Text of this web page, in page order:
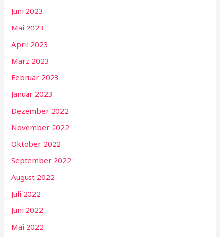
Juni 2023
Mai 2023
April 2023
März 2023
Februar 2023
Januar 2023
Dezember 2022
November 2022
Oktober 2022
September 2022
August 2022
Juli 2022
Juni 2022
Mai 2022